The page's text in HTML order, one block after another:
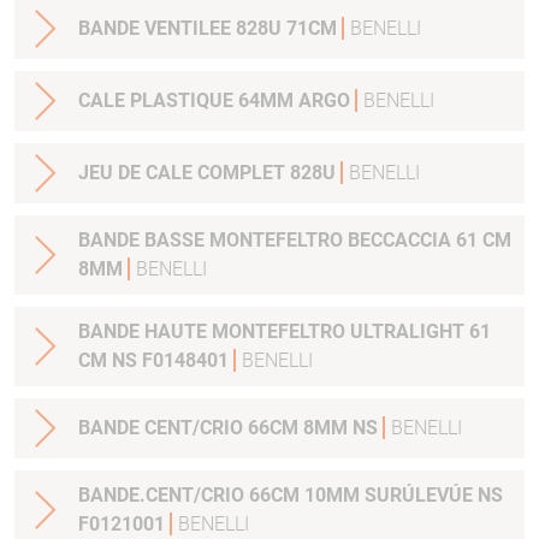
BANDE VENTILEE 828U 71CM BENELLI
CALE PLASTIQUE 64MM ARGO BENELLI
JEU DE CALE COMPLET 828U BENELLI
BANDE BASSE MONTEFELTRO BECCACCIA 61 CM
8MM
BENELLI
BANDE HAUTE MONTEFELTRO ULTRALIGHT 61
CM NS F0148401
BENELLI
BANDE CENT/CRIO 66CM 8MM NS BENELLI
BANDE.CENT/CRIO 66CM 10MM SURÚLEVÚE NS
F0121001
BENELLI